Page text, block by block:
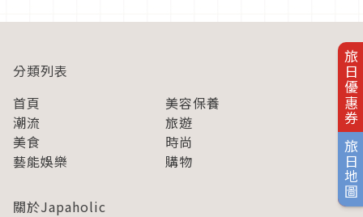
旅日優惠券
旅日地圖
分類列表
首頁
美容保養
潮流
旅遊
美食
時尚
藝能娛樂
購物
關於Japaholic